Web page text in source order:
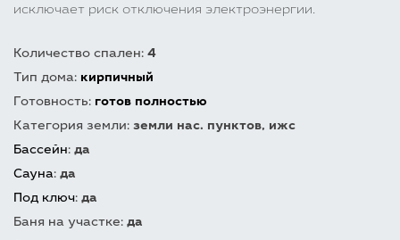
исключает риск отключения электроэнергии.
Количество спален: 4
Тип дома: кирпичный
Готовность: готов полностью
Категория земли: земли нас. пунктов, ижс
Бассейн: да
Сауна: да
Под ключ: да
Баня на участке: да